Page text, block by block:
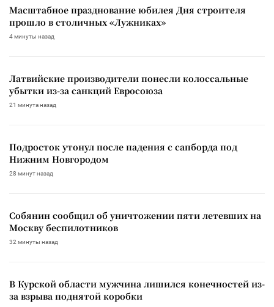
Масштабное празднование юбилея Дня строителя
прошло в столичных «Лужниках»
4 минуты назад
Латвийские производители понесли колоссальные
убытки из-за санкций Евросоюза
21 минута назад
Подросток утонул после падения с сапборда под
Нижним Новгородом
28 минут назад
Собянин сообщил об уничтожении пяти летевших на
Москву беспилотников
32 минуты назад
В Курской области мужчина лишился конечностей из-
за взрыва поднятой коробки